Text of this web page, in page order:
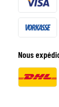
Nous